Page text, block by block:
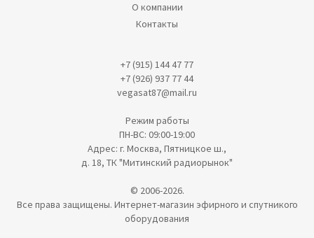
О компании
Контакты
+7 (915) 144 47 77
+7 (926) 937 77 44
vegasat87@mail.ru
Режим работы
ПН-ВС: 09:00-19:00
Адрес: г. Москва, Пятницкое ш.,
д. 18, ТК "Митинский радиорынок"
© 2006-2026.
Все права защищены. Интернет-магазин эфирного и спутникого
оборудования